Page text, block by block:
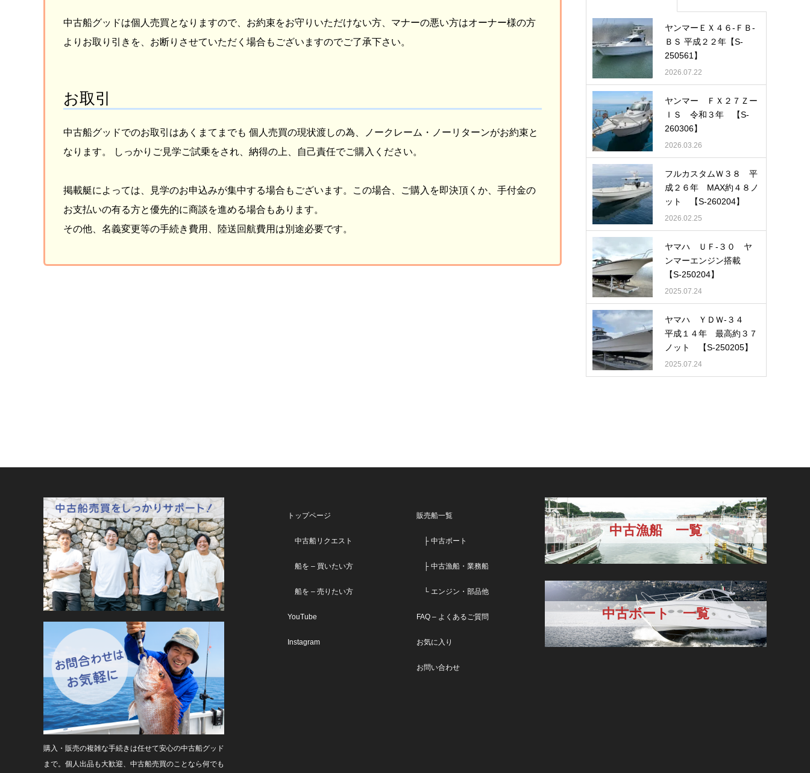
中古船グッドは個人売買となりますので、お約束をお守りいただけない方、マナーの悪い方はオーナー様の方
よりお取り引きを、お断りさせていただく場合もございますのでご了承下さい。
お取引
中古船グッドでのお取引はあくまてまでも 個人売買の現状渡しの為、ノークレーム・ノーリターンがお約束と
なります。 しっかりご見学ご試乗をされ、納得の上、自己責任でご購入ください。
掲載艇によっては、見学のお申込みが集中する場合もございます。この場合、ご購入を即決頂くか、手付金の
お支払いの有る方と優先的に商談を進める場合もあります。
その他、名義変更等の手続き費用、陸送回航費用は別途必要です。
ヤンマーＥＸ４６-ＦＢ-
ＢＳ 平成２２年【S-
250561】
2026.07.22
ヤンマー ＦＸ２７Ｚー
ＩＳ 令和３年 【S-
260306】
2026.03.26
フルカスタムＷ３８ 平
成２６年 MAX約４８ノ
ット 【S-260204】
2026.02.25
ヤマハ ＵＦ-３０ ヤ
ンマーエンジン搭載
【S-250204】
2025.07.24
ヤマハ ＹＤＷ-３４
平成１４年 最高約３７
ノット 【S-250205】
2025.07.24
購入・販売の複雑な手続きは任せて安心の中古船グッド
まで。個人出品も大歓迎、中古船売買のことなら何でも
トップページ
中古船リクエスト
船を – 買いたい方
船を – 売りたい方
YouTube
Instagram
販売船一覧
├ 中古ボート
├ 中古漁船・業務船
└ エンジン・部品他
FAQ – よくあるご質問
お気に入り
お問い合わせ
中古漁船 一覧
中古ボート 一覧